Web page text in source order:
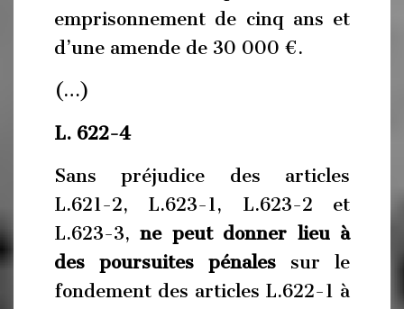
emprisonnement de cinq ans et
d’une amende de 30 000 €.
(…)
L. 622-4
Sans préjudice des articles
L.621-2, L.623-1, L.623-2 et
L.623-3,ne peut donner lieu à
des poursuites pénales sur le
fondement des articles L.622-1 à